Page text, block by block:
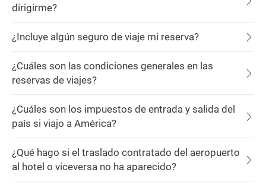
dirigirme?
¿Incluye algún seguro de viaje mi reserva?
¿Cuáles son las condiciones generales en las
reservas de viajes?
¿Cuáles son los impuestos de entrada y salida del
país si viajo a América?
¿Qué hago si el traslado contratado del aeropuerto
al hotel o viceversa no ha aparecido?